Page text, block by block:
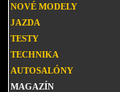
NOVÉ MODELY
JAZDA
TESTY
TECHNIKA
AUTOSALÓNY
MAGAZÍN